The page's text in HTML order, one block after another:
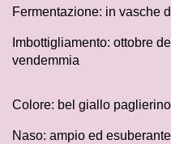
Fermentazione: in vasche
Imbottigliamento: ottobre
vendemmia
Colore: bel giallo
Naso: ampio ed